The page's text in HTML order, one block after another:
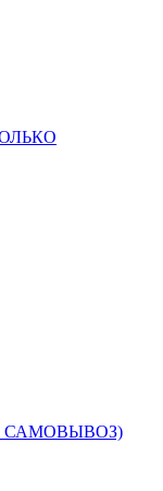
САМОВЫВОЗ)